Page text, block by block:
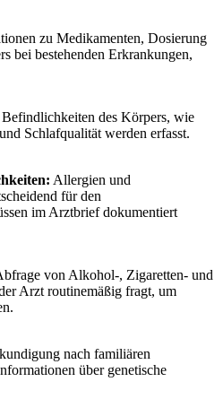
zu Medikamenten, Dosierung
bei bestehenden Erkrankungen,
Befindlichkeiten des Körpers, wie
Schlafqualität werden erfasst.
Allergien und
für den
im Arztbrief dokumentiert
von Alkohol-, Zigaretten- und
Arzt routinemäßig fragt, um
nach familiären
über genetische